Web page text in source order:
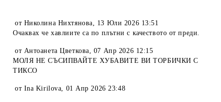
от Николина Нихтянова, 13 Юли 2026 13:51
Очаквах че хавлиите са по плътни с качеството от преди.
от Антоанета Цветкова, 07 Апр 2026 12:15
МОЛЯ НЕ СЪСИПВАЙТЕ ХУБАВИТЕ ВИ ТОРБИЧКИ С
ТИКСО
от Ina Kirilova, 01 Апр 2026 23:48